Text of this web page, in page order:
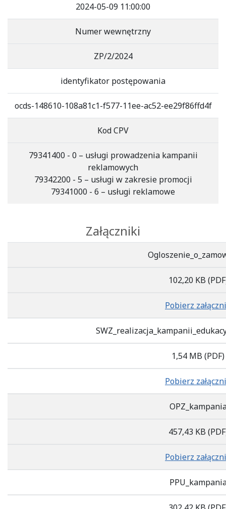
2024-05-09 11:00:00
Numer wewnętrzny
ZP/2/2024
identyfikator postępowania
ocds-148610-108a81c1-f577-11ee-ac52-ee29f86ffd4f
Kod CPV
79341400 - 0 – usługi prowadzenia kampanii
reklamowych
79342200 - 5 – usługi w zakresie promocji
79341000 - 6 – usługi reklamowe
Załączniki
102,20 KB
Pobierz
1,54 MB (PDF)
Pobierz
457,43 KB
Pobierz